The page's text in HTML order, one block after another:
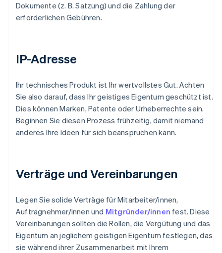
Dokumente (z. B. Satzung) und die Zahlung der
erforderlichen Gebühren.
IP-Adresse
Ihr technisches Produkt ist Ihr wertvollstes Gut. Achten
Sie also darauf, dass Ihr geistiges Eigentum geschützt ist.
Dies können Marken, Patente oder Urheberrechte sein.
Beginnen Sie diesen Prozess frühzeitig, damit niemand
anderes Ihre Ideen für sich beanspruchen kann.
Verträge und Vereinbarungen
Legen Sie solide Verträge für Mitarbeiter/innen,
Auftragnehmer/innen und Mitgründer/innen fest. Diese
Vereinbarungen sollten die Rollen, die Vergütung und das
Eigentum an jeglichem geistigen Eigentum festlegen, das
sie während ihrer Zusammenarbeit mit Ihrem